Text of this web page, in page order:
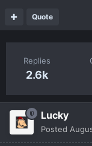
Quote
Replies
2.6k
Lucky
Posted